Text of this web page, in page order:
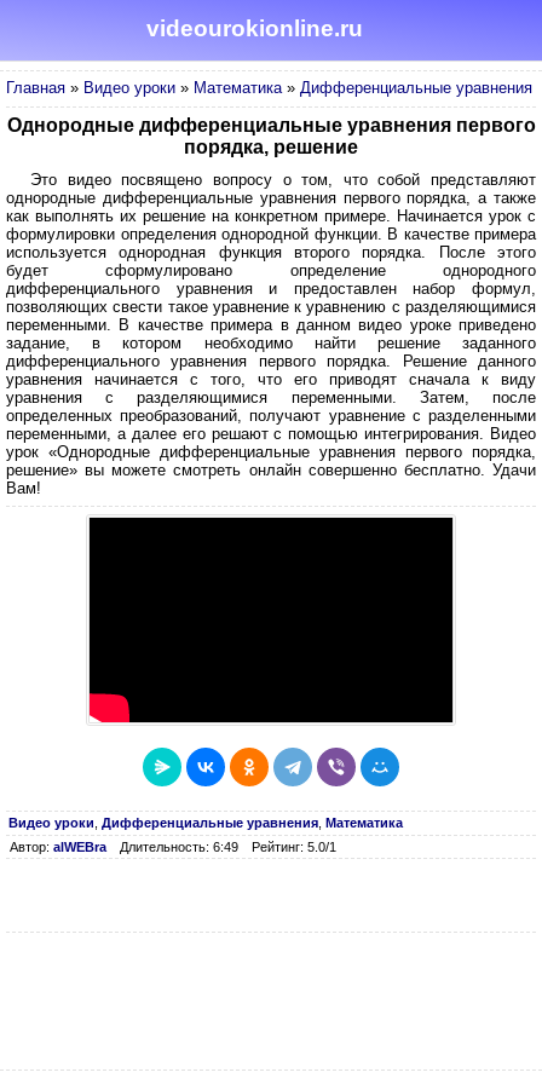
videourokionline.ru
Главная » Видео уроки » Математика» Дифференциальные уравнения
Однородные дифференциальные уравнения первого
порядка, решение
Это видео посвящено вопросу о том, что собой представляют
однородные дифференциальные уравнения первого порядка, а также
как выполнять их решение на конкретном примере. Начинается урок с
формулировки определения однородной функции. В качестве примера
используется однородная функция второго порядка. После этого
будет сформулировано определение однородного
дифференциального уравнения и предоставлен набор формул,
позволяющих свести такое уравнение к уравнению с разделяющимися
переменными. В качестве примера в данном видео уроке приведено
задание, в котором необходимо найти решение заданного
дифференциального уравнения первого порядка. Решение данного
уравнения начинается с того, что его приводят сначала к виду
уравнения с разделяющимися переменными. Затем, после
определенных преобразований, получают уравнение с разделенными
переменными, а далее его решают с помощью интегрирования. Видео
урок «Однородные дифференциальные уравнения первого порядка,
решение» вы можете смотреть онлайн совершенно бесплатно. Удачи
Вам!
Видео уроки Дифференциальные уравнения Математика
Автор: alWEBra Длительность: 6:49 Рейтинг: 5.0/1